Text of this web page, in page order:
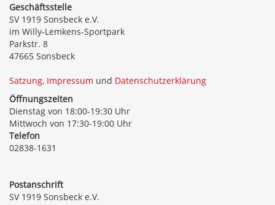
Geschäftsstelle
SV 1919 Sonsbeck e.V.
im Willy-Lemkens-Sportpark
Parkstr. 8
47665 Sonsbeck
Satzung, Impressum und Datenschutzerklärung
Öffnungszeiten
Dienstag von 18:00-19:30 Uhr
Mittwoch von 17:30-19:00 Uhr
Telefon
02838-1631
Postanschrift
SV 1919 Sonsbeck e.V.